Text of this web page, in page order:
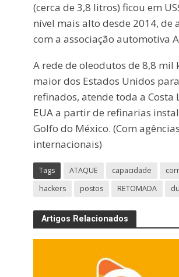
(cerca de 3,8 litros) ficou em
nível mais alto desde 2014, de
com a associação automotiva
A rede de oleodutos de 8,8 mil
maior dos Estados Unidos
refinados, atende toda a Costa
EUA a partir de refinarias
Golfo do México. (Com agências
internacionais)
Tags ATAQUE capacidade
hackers
postos RETOMADA
Artigos Relacionados